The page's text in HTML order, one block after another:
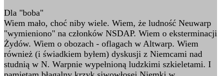
Dla "boba"
Wiem mało, choć niby wiele. Wiem, że ludność Neuwarp
"wymieniono" na członków NSDAP. Wiem o eksterminacji
Żydów. Wiem o obozach - oflagach w Altwarp. Wiem
również (i świadkiem byłem) dyskusji z Niemcami nad
studnią w N. Warpnie wypełnioną ludzkimi szkieletami. I